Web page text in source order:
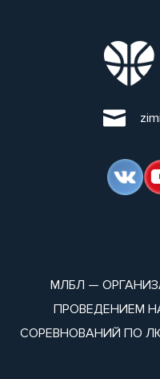
МЛБЛ —
ПРОВЕДЕНИЕМ
СОРЕВНОВАНИЙ ПО